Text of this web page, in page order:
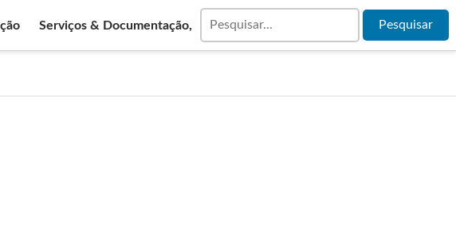
Serviços & Documentação,